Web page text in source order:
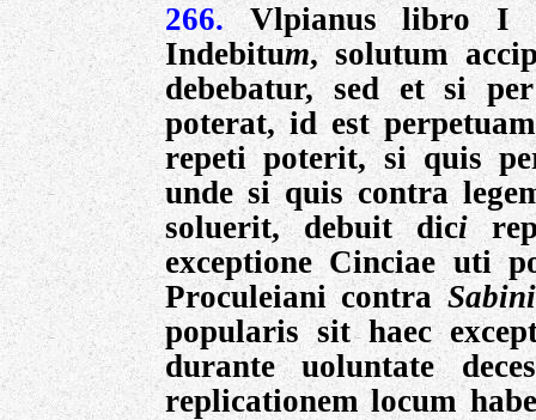
266.
Vlpianus libro I
Indebitum, solutum
debebatur, sed et si
poterat, id est
repeti poterit, si quis
unde si quis contra
soluerit, debuit dici
exceptione Cinciae uti
Proculeiani contra
popularis sit haec
durante uoluntate
replicationem locum